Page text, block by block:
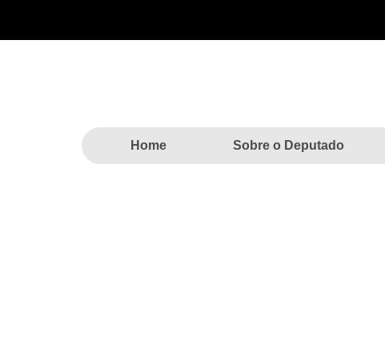
Home Sobre o Deputado